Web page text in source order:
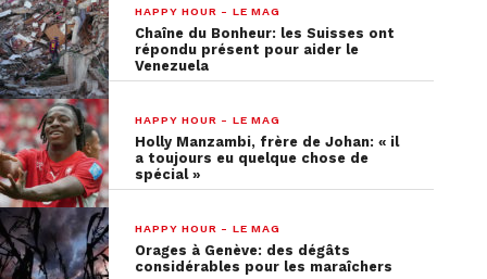
HAPPY HOUR - LE MAG
Chaîne du Bonheur: les Suisses ont
répondu présent pour aider le
Venezuela
HAPPY HOUR - LE MAG
Holly Manzambi, frère de Johan: « il
a toujours eu quelque chose de
spécial »
HAPPY HOUR - LE MAG
Orages à Genève: des dégâts
considérables pour les maraîchers